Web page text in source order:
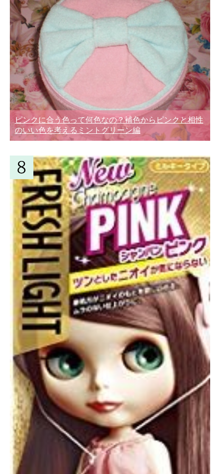
ピンクに合う色って何色なの？補色からピンクと相性
のいい色を考えるミントグリーン編